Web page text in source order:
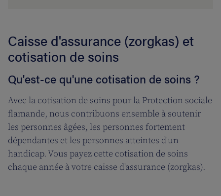
Caisse d'assurance (zorgkas) et
cotisation de soins
Qu'est-ce qu'une cotisation de soins ?
Avec la cotisation de soins pour la Protection sociale
flamande, nous contribuons ensemble à soutenir
les personnes âgées, les personnes fortement
dépendantes et les personnes atteintes d'un
handicap. Vous payez cette cotisation de soins
chaque année à votre caisse d'assurance (zorgkas).